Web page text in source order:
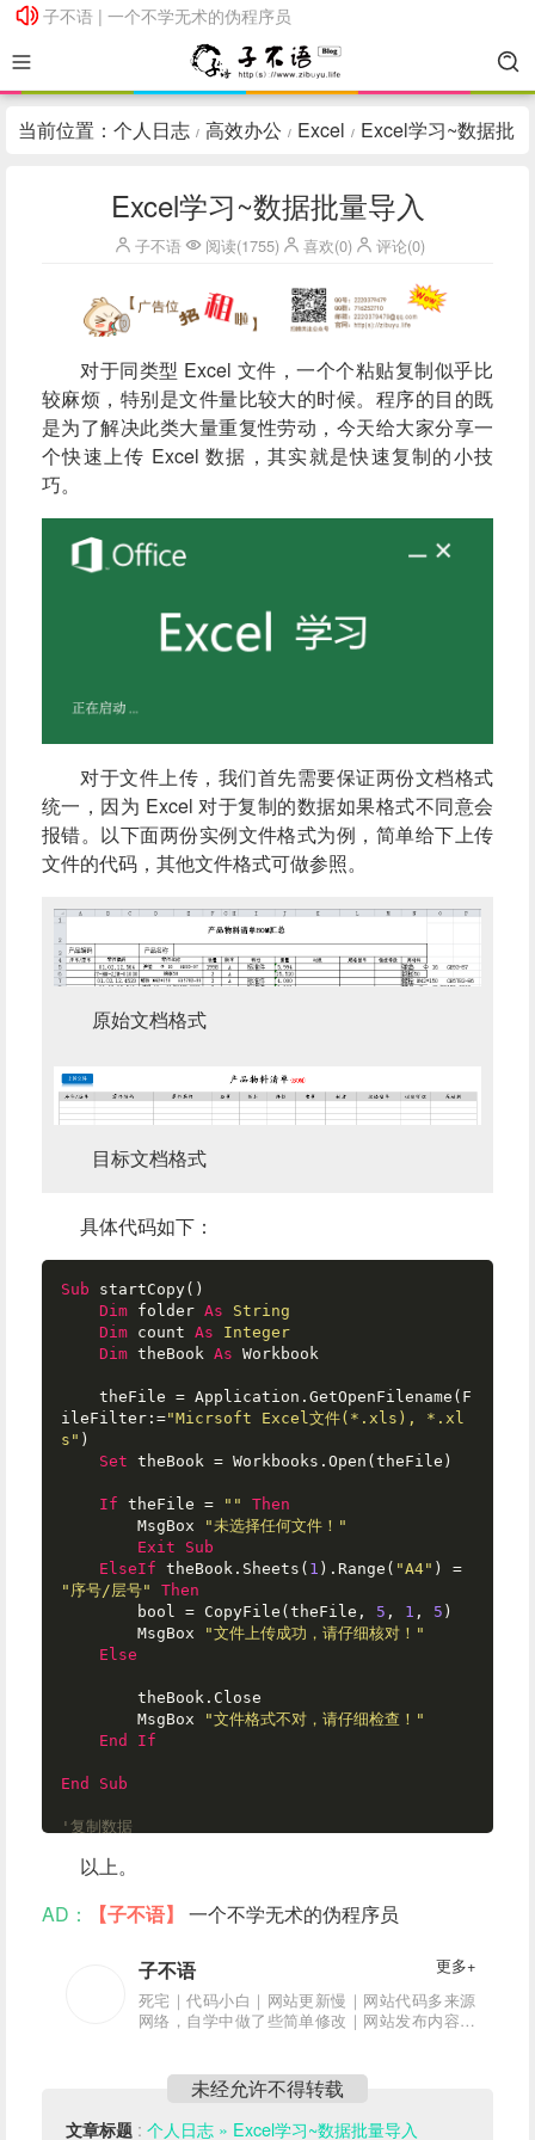
子不语 | 一个不学无术的伪程序员
子不语 | 一个不学无术的伪程序员
当前位置： 个人日志 / 高效办公 / Excel / Excel学习~数据批
Excel学习~数据批量导入
子不语 阅读(1755) 喜欢(0) 评论(0)
对于同类型 Excel 文件，一个个粘贴复制似乎比
较麻烦，特别是文件量比较大的时候。程序的目的既
是为了解决此类大量重复性劳动，今天给大家分享一
个快速上传 Excel 数据，其实就是快速复制的小技
巧。
对于文件上传，我们首先需要保证两份文档格式
统一，因为 Excel 对于复制的数据如果格式不同意会
报错。以下面两份实例文件格式为例，简单给下上传
文件的代码，其他文件格式可做参照。
原始文档格式
目标文档格式
具体代码如下：
Sub startCopy()
Dim folder As
String
Dim count As
Integer
Dim theBook As Workbook
ileFilter:="Micrsoft Excel文件(*.xls), *.xl
s" )
Set theBook = Workbooks.Open(theFile)
If theFile = ""
Then
        MsgBox
"未选择任何文件！"
Exit
Sub
ElseIf theBook.Sheets( 1 ).Range( "A4"
"序号/层号"
Then
        bool = CopyFile(theFile,
5 , 1 , 5 )
        MsgBox
"文件上传成功，请仔细核对！"
Else
        MsgBox
"文件格式不对，请仔细检查！"
End
If
End Sub
'复制数据
rtCol, tStartRow)
Dim sBook As Workbook
'copyRowNum = 0
Exit
Function
以上。
AD：
【子不语】 一个不学无术的伪程序员
更多+
子不语
死宅｜代码小白｜网站更新慢｜网站代码多来源
网络，自学中做了些简单修改｜网站发布内容亲
未经允许不得转载
文章标题 : 个人日志 » Excel学习~数据批量导入